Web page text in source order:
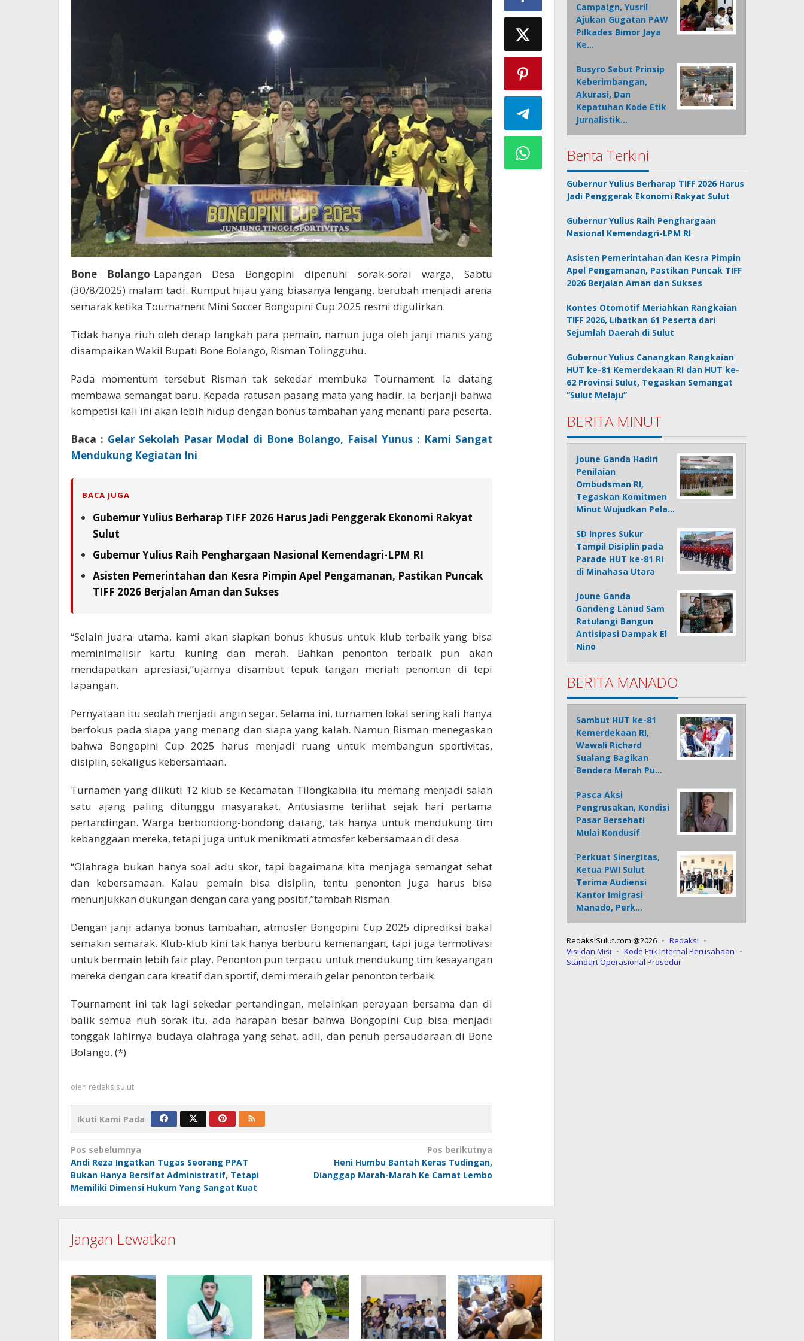
Bone Bolango-Lapangan Desa Bongopini dipenuhi sorak-sorai warga, Sabtu
(30/8/2025) malam tadi. Rumput hijau yang biasanya lengang, berubah menjadi arena
semarak ketika Tournament Mini Soccer Bongopini Cup 2025 resmi digulirkan.
Tidak hanya riuh oleh derap langkah para pemain, namun juga oleh janji manis yang
disampaikan Wakil Bupati Bone Bolango, Risman Tolingguhu.
Pada momentum tersebut Risman tak sekedar membuka Tournament. Ia datang
membawa semangat baru. Kepada ratusan pasang mata yang hadir, ia berjanji bahwa
kompetisi kali ini akan lebih hidup dengan bonus tambahan yang menanti para peserta.
Baca : Gelar Sekolah Pasar Modal di Bone Bolango, Faisal Yunus : Kami Sangat
Mendukung Kegiatan Ini
BACA JUGA
Gubernur Yulius Berharap TIFF 2026 Harus Jadi Penggerak Ekonomi Rakyat
Sulut
Gubernur Yulius Raih Penghargaan Nasional Kemendagri-LPM RI
Asisten Pemerintahan dan Kesra Pimpin Apel Pengamanan, Pastikan Puncak
TIFF 2026 Berjalan Aman dan Sukses
“Selain juara utama, kami akan siapkan bonus khusus untuk klub terbaik yang bisa
meminimalisir kartu kuning dan merah. Bahkan penonton terbaik pun akan
mendapatkan apresiasi,”ujarnya disambut tepuk tangan meriah penonton di tepi
lapangan.
Pernyataan itu seolah menjadi angin segar. Selama ini, turnamen lokal sering kali hanya
berfokus pada siapa yang menang dan siapa yang kalah. Namun Risman menegaskan
bahwa Bongopini Cup 2025 harus menjadi ruang untuk membangun sportivitas,
disiplin, sekaligus kebersamaan.
Turnamen yang diikuti 12 klub se-Kecamatan Tilongkabila itu memang menjadi salah
satu ajang paling ditunggu masyarakat. Antusiasme terlihat sejak hari pertama
pertandingan. Warga berbondong-bondong datang, tak hanya untuk mendukung tim
kebanggaan mereka, tetapi juga untuk menikmati atmosfer kebersamaan di desa.
“Olahraga bukan hanya soal adu skor, tapi bagaimana kita menjaga semangat sehat
dan kebersamaan. Kalau pemain bisa disiplin, tentu penonton juga harus bisa
menunjukkan dukungan dengan cara yang positif,”tambah Risman.
Dengan janji adanya bonus tambahan, atmosfer Bongopini Cup 2025 diprediksi bakal
semakin semarak. Klub-klub kini tak hanya berburu kemenangan, tapi juga termotivasi
untuk bermain lebih fair play. Penonton pun terpacu untuk mendukung tim kesayangan
mereka dengan cara kreatif dan sportif, demi meraih gelar penonton terbaik.
Tournament ini tak lagi sekedar pertandingan, melainkan perayaan bersama dan di
balik semua riuh sorak itu, ada harapan besar bahwa Bongopini Cup bisa menjadi
tonggak lahirnya budaya olahraga yang sehat, adil, dan penuh persaudaraan di Bone
Bolango. (*)
oleh redaksisulut
Ikuti Kami Pada
Navigasi
pos
Pos sebelumnya
Andi Reza Ingatkan Tugas Seorang PPAT
Bukan Hanya Bersifat Administratif, Tetapi
Memiliki Dimensi Hukum Yang Sangat Kuat
Pos berikutnya
Heni Humbu Bantah Keras Tudingan,
Dianggap Marah-Marah Ke Camat Lembo
Jangan Lewatkan
Campaign, Yusril
Ajukan Gugatan PAW
Pilkades Bimor Jaya
Ke…
Busyro Sebut Prinsip
Keberimbangan,
Akurasi, Dan
Kepatuhan Kode Etik
Jurnalistik…
Berita Terkini
Gubernur Yulius Berharap TIFF 2026 Harus
Jadi Penggerak Ekonomi Rakyat Sulut
Gubernur Yulius Raih Penghargaan
Nasional Kemendagri-LPM RI
Asisten Pemerintahan dan Kesra Pimpin
Apel Pengamanan, Pastikan Puncak TIFF
2026 Berjalan Aman dan Sukses
Kontes Otomotif Meriahkan Rangkaian
TIFF 2026, Libatkan 61 Peserta dari
Sejumlah Daerah di Sulut
Gubernur Yulius Canangkan Rangkaian
HUT ke-81 Kemerdekaan RI dan HUT ke-
62 Provinsi Sulut, Tegaskan Semangat
“Sulut Melaju”
BERITA MINUT
Joune Ganda Hadiri
Penilaian
Ombudsman RI,
Tegaskan Komitmen
Minut Wujudkan Pela…
SD Inpres Sukur
Tampil Disiplin pada
Parade HUT ke-81 RI
di Minahasa Utara
Joune Ganda
Gandeng Lanud Sam
Ratulangi Bangun
Antisipasi Dampak El
Nino
BERITA MANADO
Sambut HUT ke-81
Kemerdekaan RI,
Wawali Richard
Sualang Bagikan
Bendera Merah Pu…
Pasca Aksi
Pengrusakan, Kondisi
Pasar Bersehati
Mulai Kondusif
Perkuat Sinergitas,
Ketua PWI Sulut
Terima Audiensi
Kantor Imigrasi
Manado, Perk…
RedaksiSulut.com @2026
Redaksi
Visi dan Misi
Kode Etik Internal Perusahaan
Standart Operasional Prosedur